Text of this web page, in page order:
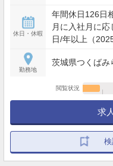
休日・休暇
年間休日126日
月に入社月に
日/年以上（
（最長9日間、
勤2～3日間） な
勤務地
茨城県つくばみ
閲覧状況
求
検